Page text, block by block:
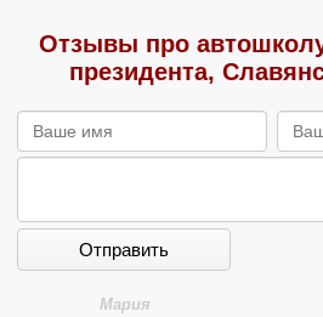
Отзывы про
президента,
Отправить
Мария